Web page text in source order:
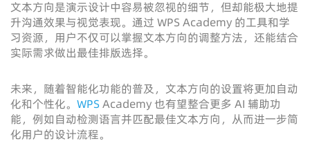
文本方向是演示设计中容易被忽视的细节，但却能极大地提
升沟通效果与视觉表现。通过 WPS Academy 的工具和学
习资源，用户不仅可以掌握文本方向的调整方法，还能结合
实际需求做出最佳排版选择。
未来，随着智能化功能的普及，文本方向的设置将更加自动
化和个性化。 WPS Academy 也有望整合更多 AI 辅助功
能，例如自动检测语言并匹配最佳文本方向，从而进一步简
化用户的设计流程。